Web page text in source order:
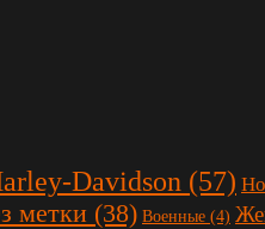
Davidson (57)
метки (38) Военные (4)